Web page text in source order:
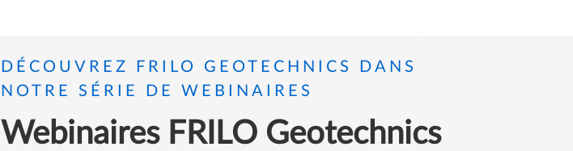
DÉCOUVREZ FRILO GEOTECHNICS DANS
NOTRE SÉRIE DE WEBINAIRES
Webinaires FRILO Geotechnics